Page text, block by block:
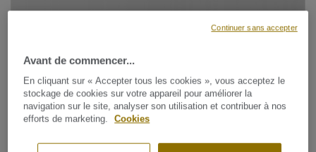
Avant de commencer...
En cliquant sur « Accepter tous les cookies », vous acceptez le
stockage de cookies sur votre appareil pour améliorer la
navigation sur le site, analyser son utilisation et contribuer à nos
efforts de marketing.
Cookies
Continuer sans accepter